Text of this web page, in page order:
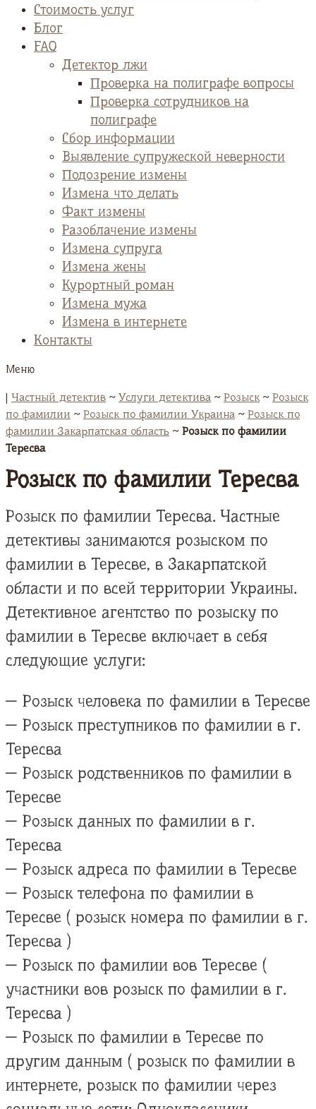
Стоимость услуг
Блог
FAQ
Детектор лжи
Проверка на полиграфе вопросы
Проверка сотрудников на
полиграфе
Сбор информации
Выявление супружеской неверности
Подозрение измены
Измена что делать
Факт измены
Разоблачение измены
Измена супруга
Измена жены
Курортный роман
Измена мужа
Измена в интернете
Контакты
Меню
| Частный детектив ~ Услуги детектива ~ Розыск~ Розыск
по фамилии ~ Розыск по фамилии Украина ~ Розыск по
фамилии Закарпатская область ~ Розыск по фамилии
Тересва
Розыск по фамилии Тересва
Розыск по фамилии Тересва. Частные
детективы занимаются розыском по
фамилии в Тересве, в Закарпатской
области и по всей территории Украины.
Детективное агентство по розыску по
фамилии в Тересве включает в себя
следующие услуги:
— Розыск человека по фамилии в Тересве
— Розыск преступников по фамилии в г.
Тересва
— Розыск родственников по фамилии в
Тересве
— Розыск данных по фамилии в г.
Тересва
— Розыск адреса по фамилии в Тересве
— Розыск телефона по фамилии в
Тересве ( розыск номера по фамилии в г.
Тересва )
— Розыск по фамилии вов Тересве (
участники вов розыск по фамилии в г.
Тересва )
— Розыск по фамилии в Тересве по
другим данным ( розыск по фамилии в
интернете, розыск по фамилии через